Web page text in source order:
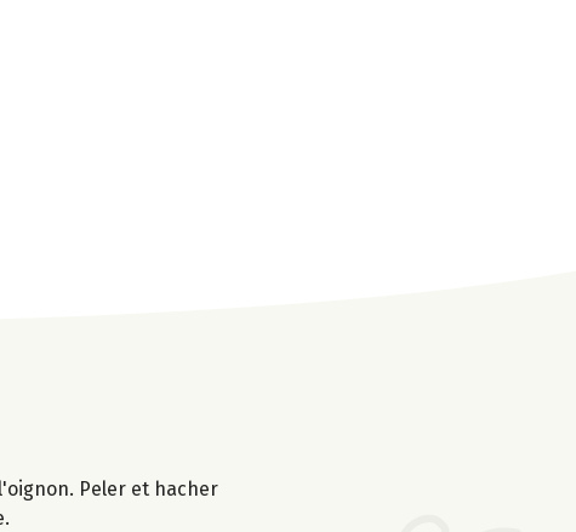
Peler et hacher